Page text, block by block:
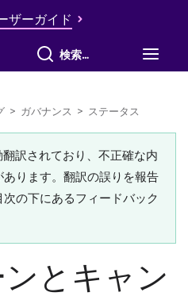
ザーガイド
すべて検索
> ガバナンス > ステータス
訳されており、不正確な内
ります。翻訳の誤りを報告
の下にあるフィードバック
とキャン